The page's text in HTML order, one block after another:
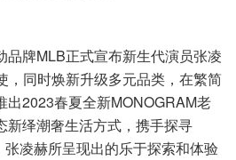
品牌MLB正式宣布新生代演员张凌
，同时焕新升级多元品类，在繁简
出2023春夏全新MONOGRAM老
新绎潮奢生活方式，携手探寻
凌赫所呈现出的乐于探索和体验